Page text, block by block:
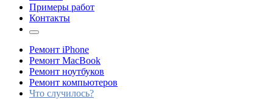
Примеры работ
Контакты
Ремонт iPhone
Ремонт MacBook
Ремонт ноутбуков
Ремонт компьютеров
Что случилось?